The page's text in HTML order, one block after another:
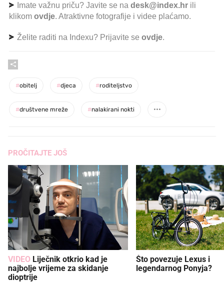
Imate važnu priču? Javite se na desk@index.hr ili
klikom ovdje. Atraktivne fotografije i videe plaćamo.
Želite raditi na Indexu? Prijavite se ovdje.
#obitelj #djeca #roditeljstvo
#društvene mreže #nalakirani nokti
PROČITAJTE JOŠ
VIDEO
najbolje vrijeme za skidanje
dioptrije
Što povezuje Lexus i
legendarnog Ponyja?